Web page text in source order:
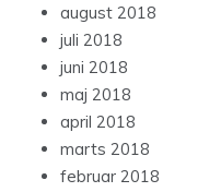
august 2018
juli 2018
juni 2018
maj 2018
april 2018
marts 2018
februar 2018